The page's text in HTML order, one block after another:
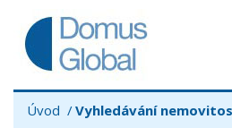
Úvod Vyhledávání